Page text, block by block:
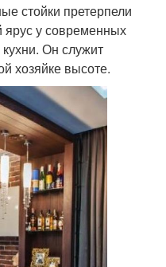
стойки претерпели
у современных
кухни. Он служит
хозяйке высоте.